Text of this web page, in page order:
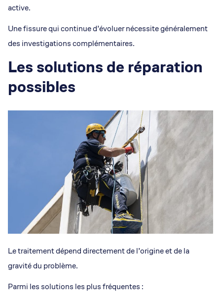
active.
Une fissure qui continue d’évoluer nécessite généralement
des investigations complémentaires.
Les solutions de réparation
possibles
Le traitement dépend directement de l’origine et de la
gravité du problème.
Parmi les solutions les plus fréquentes :